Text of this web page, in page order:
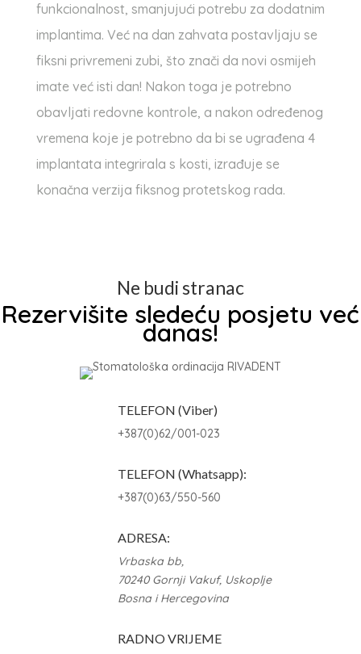
funkcionalnost, smanjujući potrebu za dodatnim
implantima. Već na dan zahvata postavljaju se
fiksni privremeni zubi, što znači da novi osmijeh
imate već isti dan! Nakon toga je potrebno
obavljati redovne kontrole, a nakon određenog
vremena koje je potrebno da bi se ugrađena 4
implantata integrirala s kosti, izrađuje se
konačna verzija fiksnog protetskog rada.
Ne budi stranac
Rezervišite sledeću posjetu već
danas!
TELEFON (Viber)
+387(0)62/001-023
TELEFON (Whatsapp):
+387(0)63/550-560
ADRESA:
Vrbaska bb,
70240 Gornji Vakuf, Uskoplje
Bosna i Hercegovina
RADNO VRIJEME